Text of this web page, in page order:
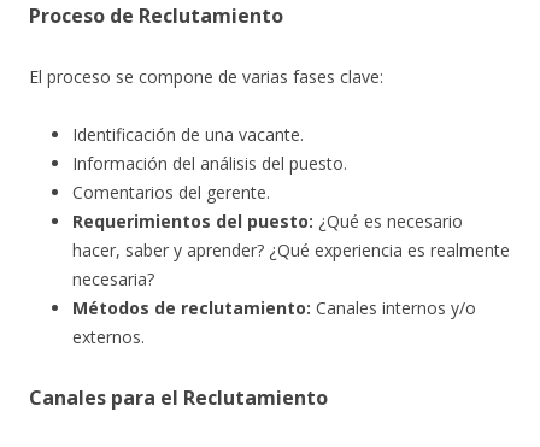
Proceso de Reclutamiento
El proceso se compone de varias fases clave:
Identificación de una vacante.
Información del análisis del puesto.
Comentarios del gerente.
Requerimientos del puesto: ¿Qué es necesario
hacer, saber y aprender? ¿Qué experiencia es realmente
necesaria?
Métodos de reclutamiento: Canales internos y/o
externos.
Canales para el Reclutamiento